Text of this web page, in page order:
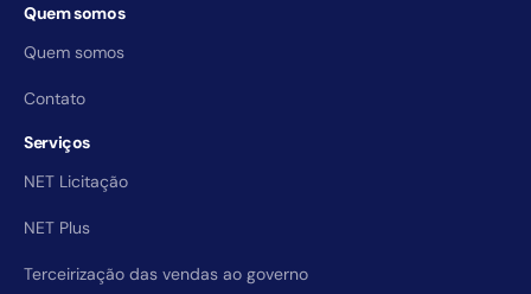
Quem somos
Quem somos
Contato
Serviços
NET Licitação
NET Plus
Terceirização das vendas ao governo